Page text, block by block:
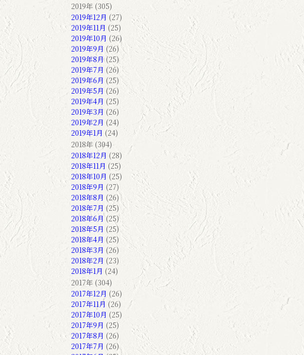
2019年 (305)
2019年12月 (27)
2019年11月 (25)
2019年10月 (26)
2019年9月 (26)
2019年8月(25)
2019年7月 (26)
2019年6月 (25)
2019年5月 (26)
2019年4月 (25)
2019年3月 (26)
2019年2月 (24)
2019年1月 (24)
2018年 (304)
2018年12月 (28)
2018年11月 (25)
2018年10月 (25)
2018年9月 (27)
2018年8月 (26)
2018年7月 (25)
2018年6月(25)
2018年5月 (25)
2018年4月 (25)
2018年3月 (26)
2018年2月 (23)
2018年1月 (24)
2017年 (304)
2017年12月 (26)
2017年11月 (26)
2017年10月 (25)
2017年9月 (25)
2017年8月 (26)
2017年7月 (26)